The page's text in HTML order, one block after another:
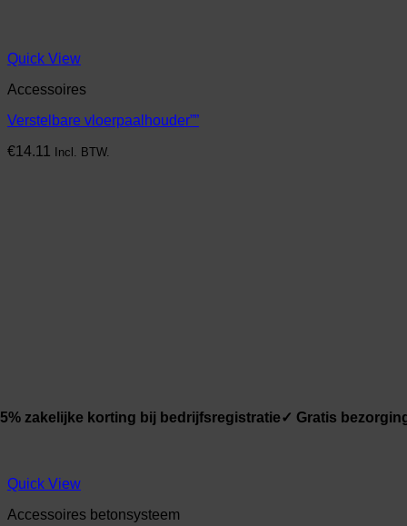
zakelijke korting bij bedrijfsregistratie✓ Gratis
Quick View
Accessoires
Verstelbare vloerpaalhouder””
€14.11 Incl. BTW.
Quick View
Accessoires betonsysteem